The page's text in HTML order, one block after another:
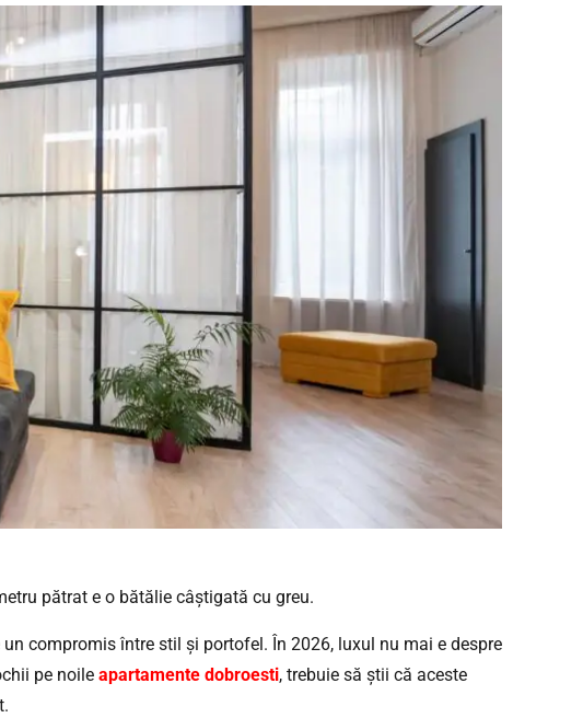
pătrat e o bătălie câștigată cu greu.
compromis între stil și portofel. În 2026, luxul nu mai e despre
pe noile apartamente dobroesti, trebuie să știi că aceste